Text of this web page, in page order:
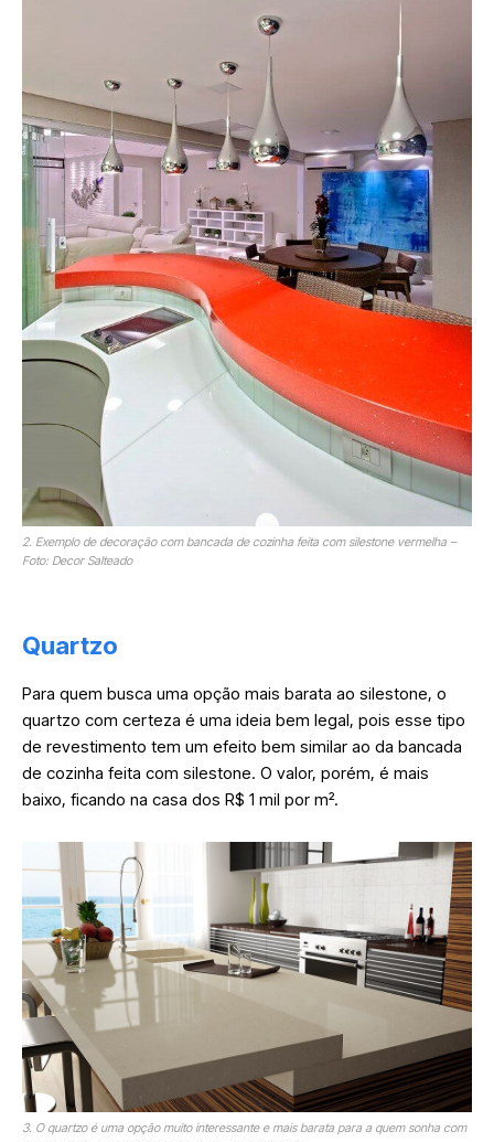
2. Exemplo de decoração com bancada de cozinha feita com silestone vermelha –
Foto: Decor Salteado
Quartzo
Para quem busca uma opção mais barata ao silestone, o
quartzo com certeza é uma ideia bem legal, pois esse tipo
de revestimento tem um efeito bem similar ao da bancada
de cozinha feita com silestone. O valor, porém, é mais
baixo, ficando na casa dos R$ 1 mil por m².
3. O quartzo é uma opção muito interessante e mais barata para a quem sonha com